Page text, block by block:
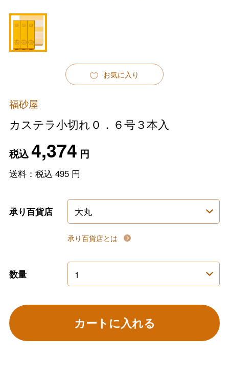
お気に入り
福砂屋
カステラ小切れ０．６号３本入
税込4,374 円
送料：税込 495円
承り百貨店
承り百貨店とは
数量
カートに入れる